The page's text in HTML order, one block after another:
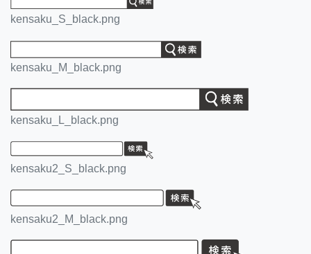
kensaku_S_black.png
kensaku_M_black.png
kensaku_L_black.png
kensaku2_S_black.png
kensaku2_M_black.png